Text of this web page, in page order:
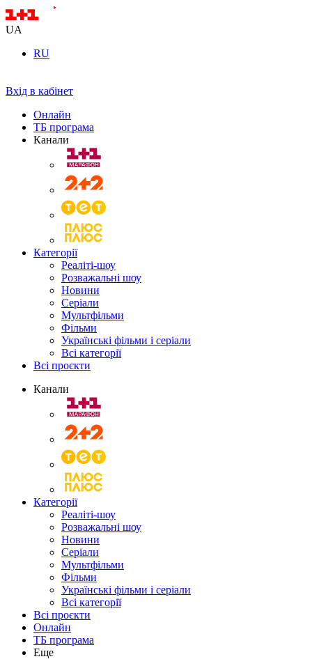
UA
RU
Вхід в кабінет
Онлайн
ТБ програма
Канали
Категорії
Реаліті-шоу
Розважальні шоу
Новини
Серіали
Мультфільми
Фільми
Українські фільми і серіали
Всі категорії
Всі проєкти
Канали
Категорії
Реаліті-шоу
Розважальні шоу
Новини
Серіали
Мультфільми
Фільми
Українські фільми і серіали
Всі категорії
Всі проєкти
Онлайн
ТБ програма
Еще